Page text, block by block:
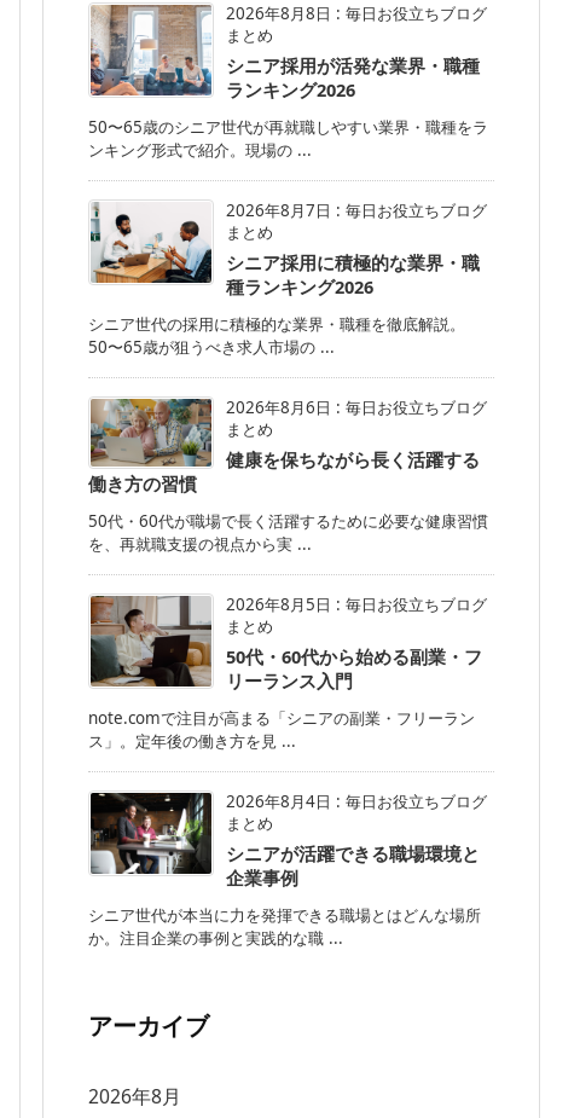
2026年8月8日 : 毎日お役立ちブログ
まとめ
シニア採用が活発な業界・職種
ランキング2026
50〜65歳のシニア世代が再就職しやすい業界・職種をラ
ンキング形式で紹介。現場の ...
2026年8月7日 : 毎日お役立ちブログ
まとめ
シニア採用に積極的な業界・職
種ランキング2026
シニア世代の採用に積極的な業界・職種を徹底解説。
50〜65歳が狙うべき求人市場の ...
2026年8月6日 : 毎日お役立ちブログ
まとめ
健康を保ちながら長く活躍する
働き方の習慣
50代・60代が職場で長く活躍するために必要な健康習慣
を、再就職支援の視点から実 ...
2026年8月5日 : 毎日お役立ちブログ
まとめ
50代・60代から始める副業・フ
リーランス入門
note.comで注目が高まる「シニアの副業・フリーラン
ス」。定年後の働き方を見 ...
2026年8月4日 : 毎日お役立ちブログ
まとめ
シニアが活躍できる職場環境と
企業事例
シニア世代が本当に力を発揮できる職場とはどんな場所
か。注目企業の事例と実践的な職 ...
アーカイブ
2026年8月